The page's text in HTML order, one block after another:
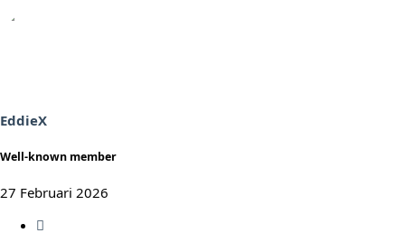
EddieX
Well-known member
27 Februari 2026